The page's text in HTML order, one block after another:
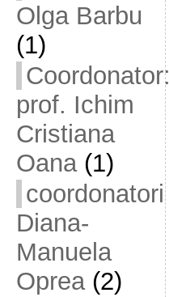
Olga Barbu
(1)
Coordonator:
prof. Ichim
Cristiana
Oana(1)
coordonatori
Diana-
Manuela
Oprea(2)